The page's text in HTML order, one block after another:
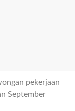
pekerjaan
September